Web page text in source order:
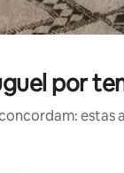
por